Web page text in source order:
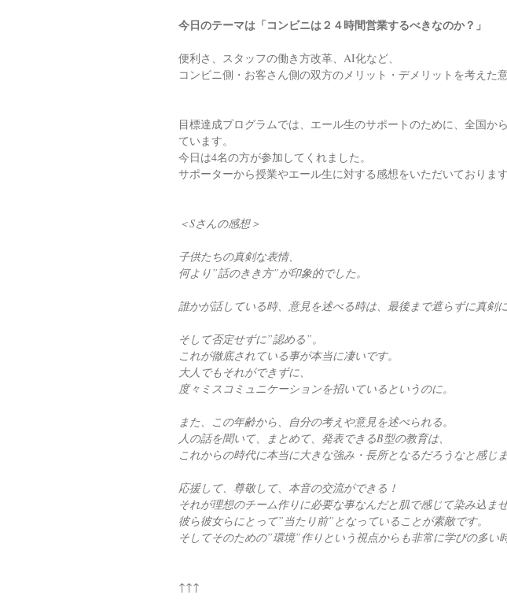
今日のテーマは「コンビニは２４時間営業するべきなのか？」
便利さ、スタッフの働き方改革、AI化など、
コンビニ側・お客さん側の双方のメリット・デメリットを考えた
目標達成プログラムでは、エール生のサポートのために、全国か
ています。
今日は4名の方が参加してくれました。
サポーターから授業やエール生に対する感想をいただいておりま
＜Sさんの感想＞
子供たちの真剣な表情、
何より”話のきき方”が印象的でした。
誰かが話している時、意見を述べる時は、最後まで遮らずに真剣
そして否定せずに”認める”。
これが徹底されている事が本当に凄いです。
大人でもそれができずに、
度々ミスコミュニケーションを招いているというのに。
また、この年齢から、自分の考えや意見を述べられる。
人の話を聞いて、まとめて、発表できるB型の教育は、
これからの時代に本当に大きな強み・長所となるだろうなと感じま
応援して、尊敬して、本音の交流ができる！
それが理想のチーム作りに必要な事なんだと肌で感じて染み込ませ
彼ら彼女らにとって”当たり前”となっていることが素敵です。
そしてそのための”環境”作りという視点からも非常に学びの多い
↑↑↑